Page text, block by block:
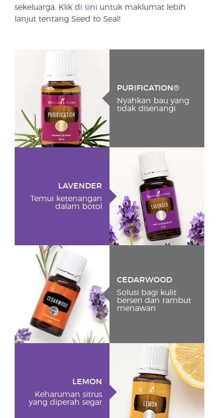
sekeluarga. Klik di sini untuk maklumat lebih
lanjut tentang Seed to Seal!
PURIFICATION®
Nyahkan bau yang
tidak disenangi
LAVENDER
Temui ketenangan
dalam botol
CEDARWOOD
Solusi bagi kulit
berseri dan rambut
menawan
LEMON
Keharuman sitrus
yang diperah segar